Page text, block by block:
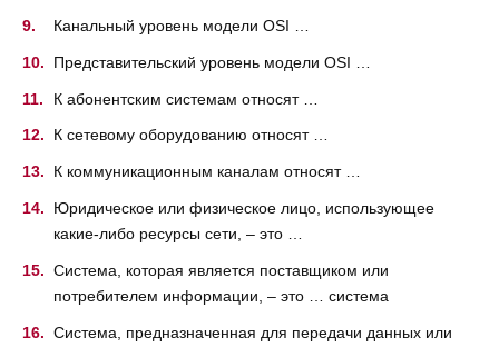
Канальный уровень модели OSI …
Представительский уровень модели OSI …
К абонентским системам относят …
К сетевому оборудованию относят …
К коммуникационным каналам относят …
Юридическое или физическое лицо, использующее
какие-либо ресурсы сети, – это …
Система, которая является поставщиком или
потребителем информации, – это … система
Система, предназначенная для передачи данных или